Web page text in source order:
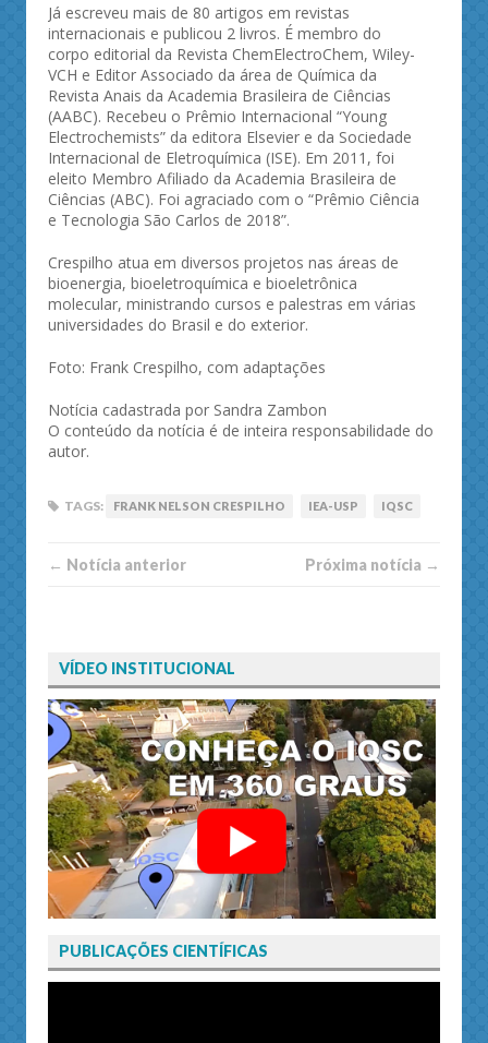
Já escreveu mais de 80 artigos em revistas
internacionais e publicou 2 livros. É membro do
corpo editorial da Revista ChemElectroChem, Wiley-
VCH e Editor Associado da área de Química da
Revista Anais da Academia Brasileira de Ciências
(AABC). Recebeu o Prêmio Internacional “Young
Electrochemists” da editora Elsevier e da Sociedade
Internacional de Eletroquímica (ISE). Em 2011, foi
eleito Membro Afiliado da Academia Brasileira de
Ciências (ABC). Foi agraciado com o “Prêmio Ciência
e Tecnologia São Carlos de 2018”.
Crespilho atua em diversos projetos nas áreas de
bioenergia, bioeletroquímica e bioeletrônica
molecular, ministrando cursos e palestras em várias
universidades do Brasil e do exterior.
Foto: Frank Crespilho, com adaptações
Notícia cadastrada por Sandra Zambon
O conteúdo da notícia é de inteira responsabilidade do
autor.
TAGS: FRANK NELSON CRESPILHO IEA-USP IQSC
← Notí­cia anterior Próxima notí­­cia →
VÍDEO INSTITUCIONAL
PUBLICAÇÕES CIENTÍFICAS